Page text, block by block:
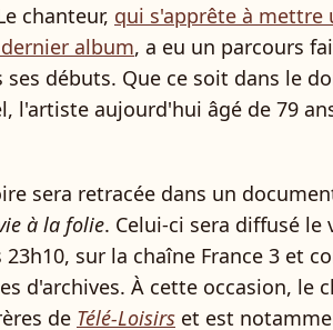
chanteur, qui s'apprête à mettre
album, a eu un parcours
ses débuts. Que ce soit dans le
l'artiste aujourd'hui âgé de 79
sera retracée dans un
à la folie. Celui-ci sera diffusé le
23h10, sur la chaîne France 3 et
d'archives. À cette occasion, le
de Télé-Loisirs et est